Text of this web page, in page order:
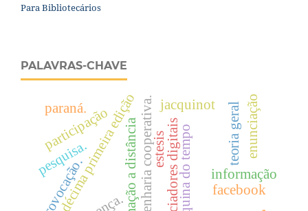
Para Bibliotecários
PALAVRAS-CHAVE
engenharia cooperativa.
formação a distância
jacquinot
décima primeira edição máquina do tempo
pesquisa.
participação
paraná.
informação
estesis teoria geral
facebook
provocação.
enunciação